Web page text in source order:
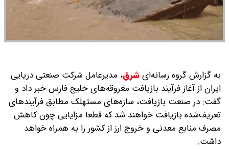
به گزارش گروه رسانه‌ایشرق، مدیرعامل شرکت صنعتی دریایی
ایران از آغاز فرآیند بازیافت مغروقه‌های خلیج فارس خبر داد و
گفت: در صنعت بازیافت، سازه‌های مستهلک مطابق فرآیندهای
تعریف‌شده بازیافت خواهند شد که قطعا مزایایی چون کاهش
مصرف منابع معدنی و خروج ارز از کشور را به همراه خواهد
داشت.